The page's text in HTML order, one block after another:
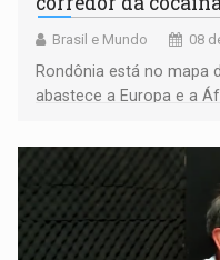
Brasil e Mundo 08
Rondônia está no mapa
abastece a Europa e a